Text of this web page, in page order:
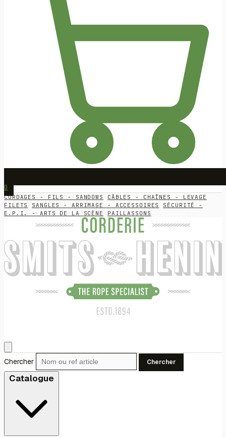
0
CORDAGES - FILS - SANDOWS
CÂBLES - CHAÎNES - LEVAGE
FILETS
SANGLES - ARRIMAGE - ACCESSOIRES
SÉCURITÉ -
E.P.I. - ARTS DE LA SCÈNE
PAILLASSONS
Chercher Chercher
Catalogue